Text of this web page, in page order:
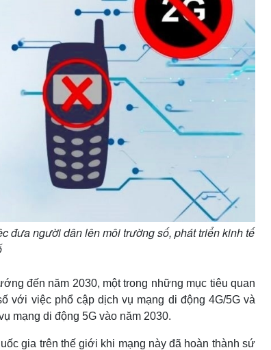
đưa người dân lên môi trường số, phát triển kinh tế
đến năm 2030, một trong những mục tiêu quan
với việc phổ cập dịch vụ mạng di động 4G/5G và
mạng di động 5G vào năm 2030.
gia trên thế giới khi mạng này đã hoàn thành sứ